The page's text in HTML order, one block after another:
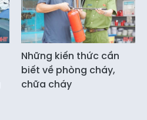
Những kiến thức cần
biết về phòng cháy,
chữa cháy